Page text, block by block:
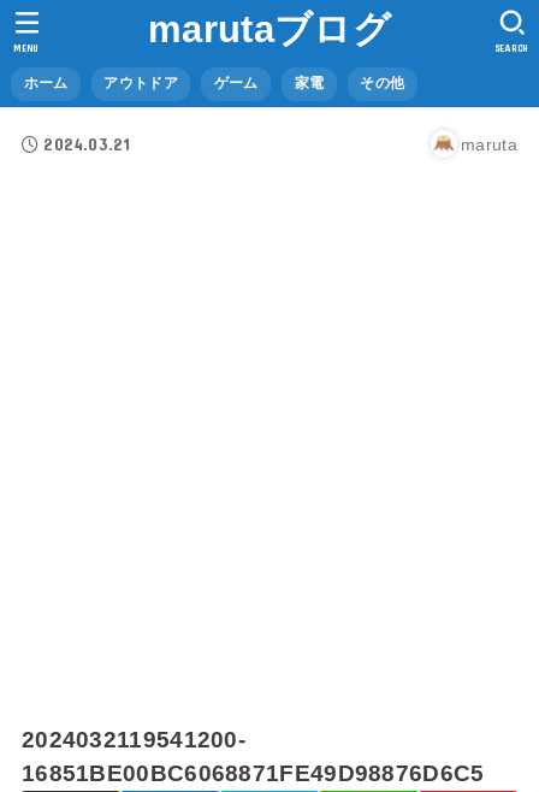
marutaブログ
ホーム アウトドア ゲーム 家電 その他
SEARCH
MENU
2024.03.21 maruta
2024032119541200-
16851BE00BC6068871FE49D98876D6C5